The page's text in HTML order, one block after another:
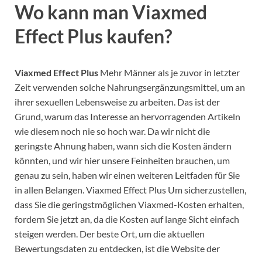
Wo kann man Viaxmed
Effect Plus kaufen?
Viaxmed Effect Plus Mehr Männer als je zuvor in letzter
Zeit verwenden solche Nahrungsergänzungsmittel, um an
ihrer sexuellen Lebensweise zu arbeiten. Das ist der
Grund, warum das Interesse an hervorragenden Artikeln
wie diesem noch nie so hoch war. Da wir nicht die
geringste Ahnung haben, wann sich die Kosten ändern
könnten, und wir hier unsere Feinheiten brauchen, um
genau zu sein, haben wir einen weiteren Leitfaden für Sie
in allen Belangen. Viaxmed Effect Plus Um sicherzustellen,
dass Sie die geringstmöglichen Viaxmed-Kosten erhalten,
fordern Sie jetzt an, da die Kosten auf lange Sicht einfach
steigen werden. Der beste Ort, um die aktuellen
Bewertungsdaten zu entdecken, ist die Website der